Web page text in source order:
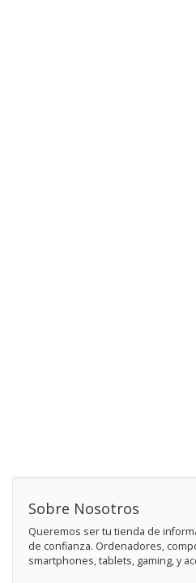
Sobre Nosotros
Queremos ser tu tienda de
de confianza. Ordenadores,
smartphones, tablets, gaming, y